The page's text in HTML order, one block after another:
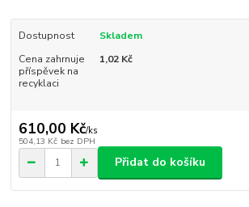
Dostupnost
Skladem
Cena zahrnuje
příspěvek na
recyklaci
1,02 Kč
610,00 Kč/ks
504,13 Kč bez DPH
Přidat do košíku